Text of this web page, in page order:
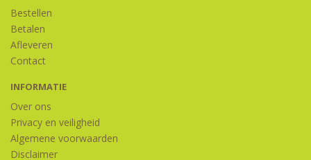
Bestellen
Betalen
Afleveren
Contact
INFORMATIE
Over ons
Privacy en veiligheid
Algemene voorwaarden
Disclaimer